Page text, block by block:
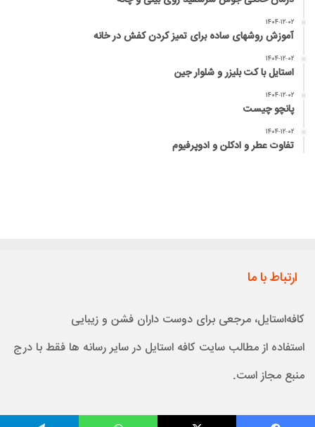
۱۴۰۴-۱۲-۰۲
آموزش روشهای ساده برای تمیز کردن کفش در خانه
۱۴۰۴-۱۲-۰۲
استایل با کت بلیزر و شلوار جین
۱۴۰۴-۱۲-۰۲
پانچو چیست
۱۴۰۴-۱۲-۰۲
تفاوت عطر و ادکلن و ادوپرفیوم
ارتباط با ما
کافه‌استایل، مرجعی برای دوست داران فشن و زیبایی
استفاده از مطالب سایت کافه استایل در سایر رسانه ها فقط با درج
منبع مجاز است.